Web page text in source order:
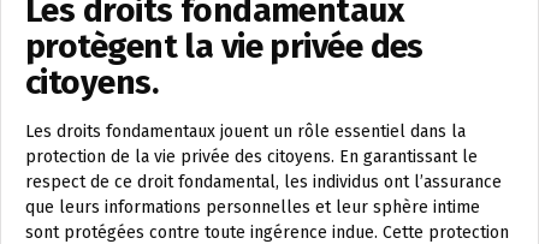
Les droits fondamentaux
protègent la vie privée des
citoyens.
Les droits fondamentaux jouent un rôle essentiel dans la
protection de la vie privée des citoyens. En garantissant le
respect de ce droit fondamental, les individus ont l’assurance
que leurs informations personnelles et leur sphère intime
sont protégées contre toute ingérence indue. Cette protection